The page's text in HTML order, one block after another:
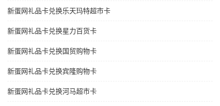
新蛋网礼品卡兑换乐天玛特超市卡
新蛋网礼品卡兑换星力百货卡
新蛋网礼品卡兑换国贸购物卡
新蛋网礼品卡兑换宾隆购物卡
新蛋网礼品卡兑换河马超市卡